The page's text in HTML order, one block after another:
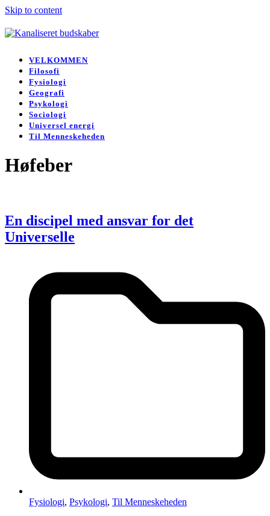
Skip to content
menu
menu
VELKOMMEN
Filosofi
Fysiologi
Geografi
Psykologi
Sociologi
Universel energi
Til Menneskeheden
Høfeber
En discipel med ansvar for det
Universelle
Fysiologi, Psykologi, Til Menneskeheden